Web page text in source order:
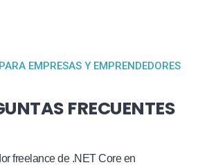
EMPRESAS Y EMPRENDEDORES
FRECUENTES
freelance de .NET Core en